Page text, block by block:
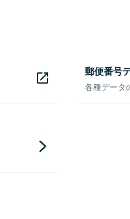
郵便番号
各種データ